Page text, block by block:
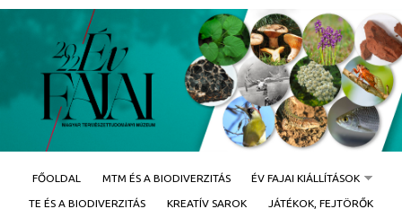
Jump to navigation
FŐOLDAL MTM ÉS A BIODIVERZITÁS ÉV FAJAI KIÁLLÍTÁSOK
TE ÉS A BIODIVERZITÁS KREATÍV SAROK JÁTÉKOK, FEJTÖRŐK